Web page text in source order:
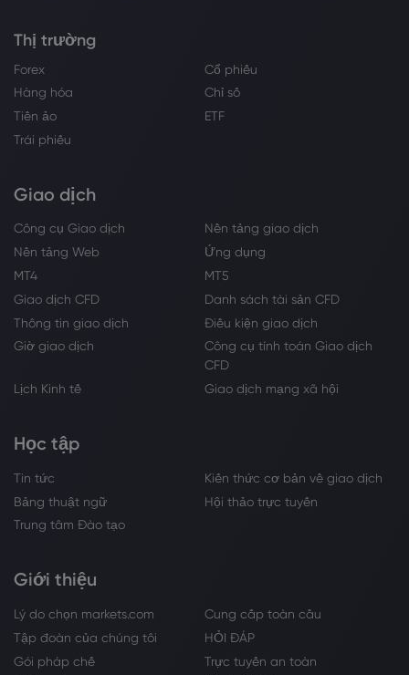
Thị trường
Forex
Cổ phiếu
Hàng hóa
Chỉ số
Tiền ảo
ETF
Trái phiếu
Giao dịch
Công cụ Giao dịch
Nền tảng giao dịch
Nền tảng Web
Ứng dụng
MT4
MT5
Giao dịch CFD
Danh sách tài sản CFD
Thông tin giao dịch
Điều kiện giao dịch
Giờ giao dịch
Công cụ tính toán Giao dịch
CFD
Lịch Kinh tế
Giao dịch mạng xã hội
Học tập
Tin tức
Kiến thức cơ bản về giao dịch
Bảng thuật ngữ
Hội thảo trực tuyến
Trung tâm Đào tạo
Giới thiệu
Lý do chọn markets.com
Cung cấp toàn cầu
Tập đoàn của chúng tôi
HỎI ĐÁP
Gói pháp chế
Trực tuyến an toàn